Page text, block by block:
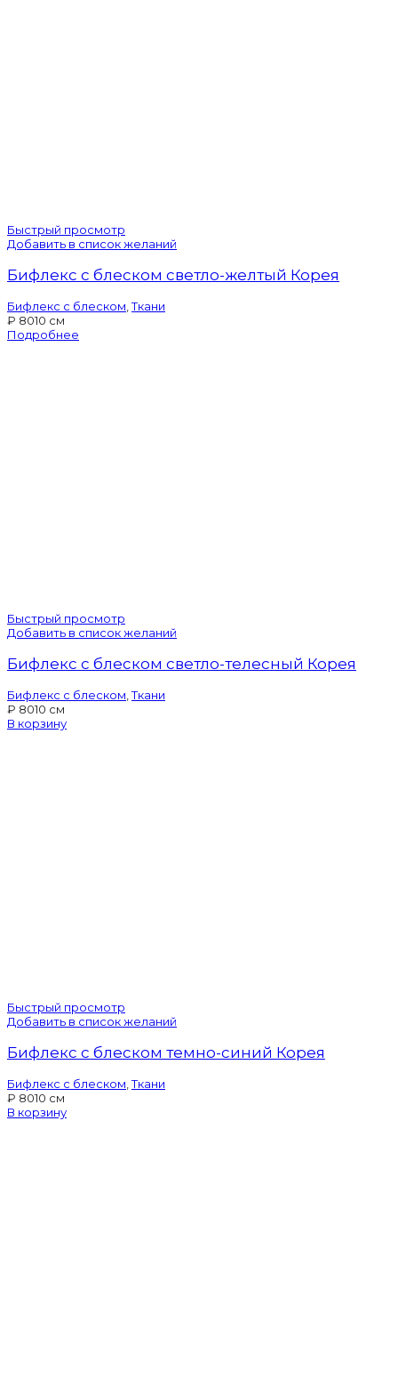
Быстрый просмотр
Добавить в список желаний
Бифлекс с блеском светло-желтый Корея
Бифлекс с блеском ,Ткани
₽ 8010 см
Подробнее
Быстрый просмотр
Добавить в список желаний
Бифлекс с блеском светло-телесный Корея
Бифлекс с блеском ,Ткани
₽ 8010 см
В корзину
Быстрый просмотр
Добавить в список желаний
Бифлекс с блеском темно-синий Корея
Бифлекс с блеском ,Ткани
₽ 8010 см
В корзину